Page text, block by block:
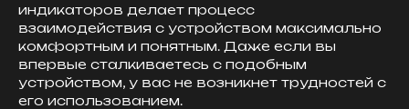
индикаторов делает процесс
взаимодействия с устройством максимально
комфортным и понятным. Даже если вы
впервые сталкиваетесь с подобным
устройством, у вас не возникнет трудностей с
его использованием.